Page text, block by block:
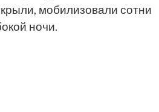
мобилизовали сотни
ночи.